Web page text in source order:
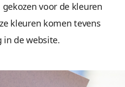
voor de kleuren
kleuren komen tevens
in de website.